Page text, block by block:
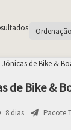
de Bike &
8 dias Pacote